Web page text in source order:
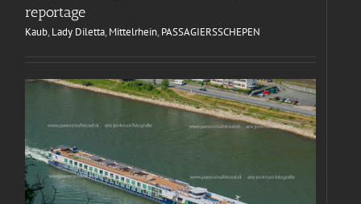
reportage
Kaub, Lady Diletta, Mittelrhein, PASSAGIERSSCHEPEN